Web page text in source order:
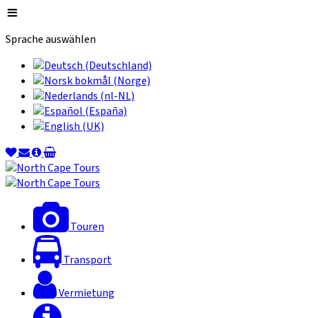
Sprache auswählen
Touren
Transport
Vermietung